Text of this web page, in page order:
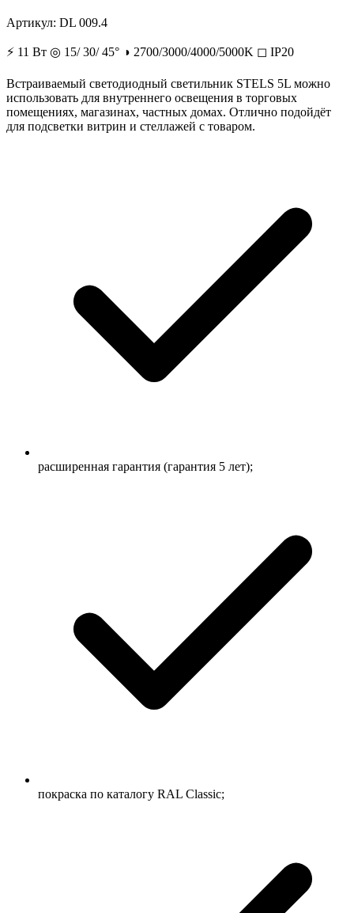
Артикул: DL 009.4
⚡ 11 Вт ◎ 15/ 30/ 45° ◑ 2700/3000/4000/5000K ◻ IP20
Встраиваемый светодиодный светильник STELS 5L можно
использовать для внутреннего освещения в торговых
помещениях, магазинах, частных домах. Отлично подойдёт
для подсветки витрин и стеллажей с товаром.
расширенная гарантия (гарантия 5 лет);
покраска по каталогу RAL Classic;